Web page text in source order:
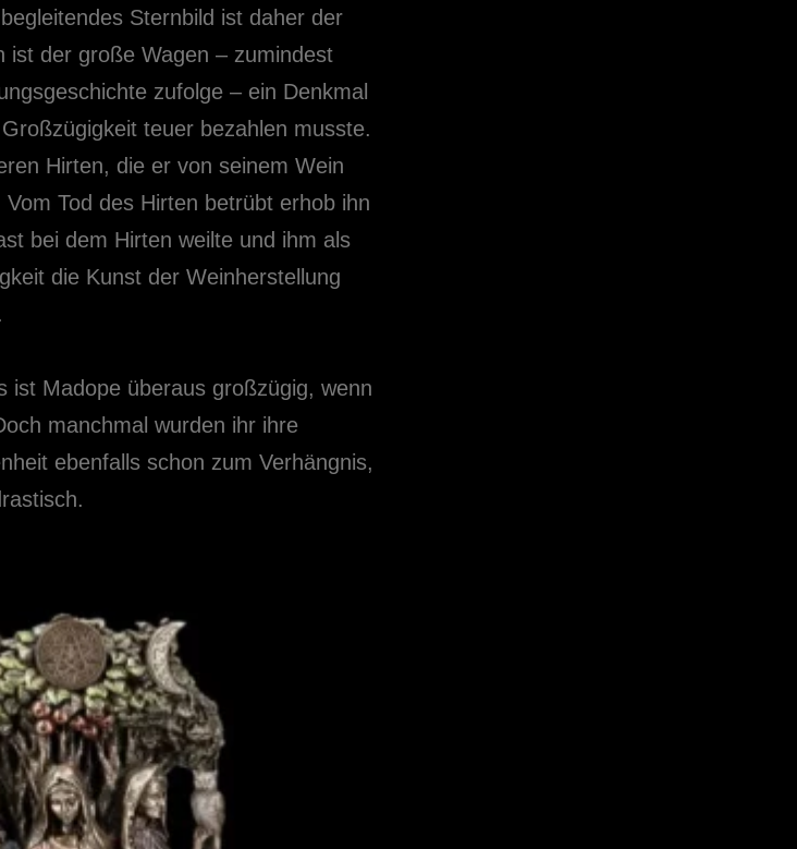
Sternbild ist daher der
ist der große Wagen – zumindest
zufolge – ein Denkmal
teuer bezahlen musste.
Hirten, die er von seinem Wein
Tod des Hirten betrübt erhob ihn
bei dem Hirten weilte und ihm als
die Kunst der Weinherstellung
ist Madope überaus großzügig, wenn
manchmal wurden ihr ihre
ebenfalls schon zum Verhängnis,